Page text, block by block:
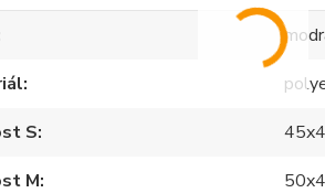
S
M